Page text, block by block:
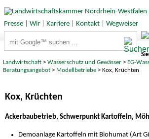
Presse| Wir| Karriere| Kontakt| Wegweiser
Landwirtschaft >Wasserschutz und Gewässer > EG-
Beratungsangebot > Modellbetriebe > Kox, Krüchten
Kox, Krüchten
Ackerbaubetrieb, Schwerpunkt Kartoffeln,
Demoanlage Kartoffeln mit Biohumat (Art